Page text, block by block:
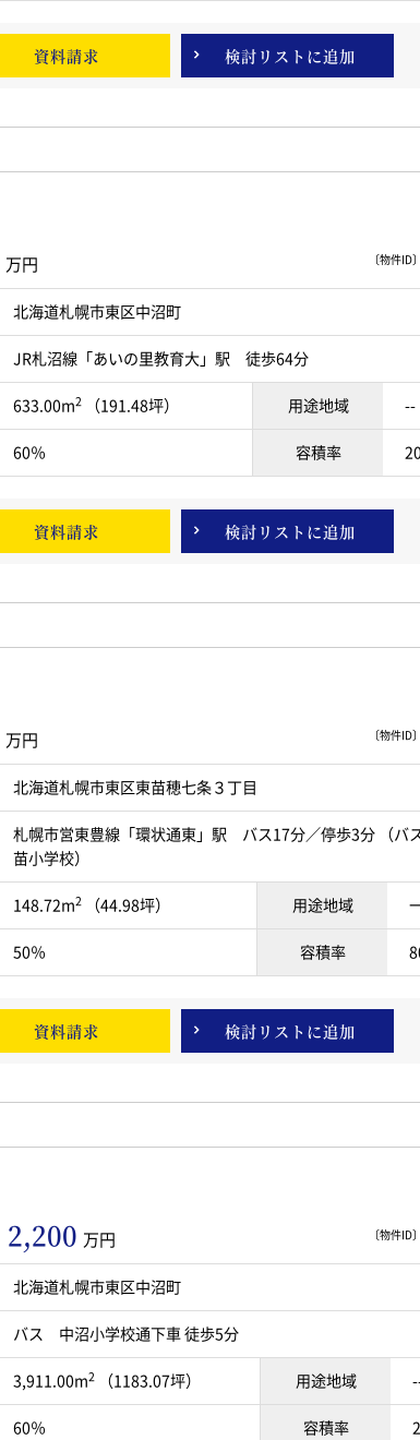
資料請求 検討リスト に追加
〔物件
万円
北海道札幌市東区中沼町
JR札沼線「あいの里教育大」駅 徒歩64分
633.00m2 （191.48坪） 用途地域 --
60％ 容積率
資料請求 検討リスト に追加
〔物件
万円
北海道札幌市東区東苗穂七条３丁目
札幌市営東豊線「環状通東」駅 バス17分／停歩3分 （バ
苗小学校）
148.72m2 （44.98坪） 用途地域
50％ 容積率
資料請求 検討リスト に追加
〔物件
2,200 万円
北海道札幌市東区中沼町
バス 中沼小学校通下車 徒歩5分
3,911.00m2 （1183.07坪） 用途地域
60％ 容積率